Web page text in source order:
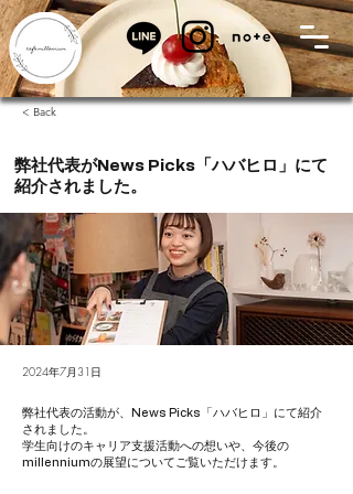
< Back
弊社代表がNews Picks「ハバヒロ」にて
紹介されました。
2024年7月31日
弊社代表の活動が、News Picks「ハバヒロ」にて紹介
されました。
学生向けのキャリア支援活動への想いや、今後の
millenniumの展望についてご覧いただけます。